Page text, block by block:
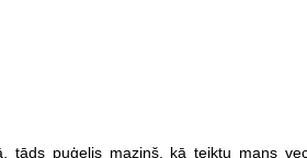
puģelis maziņš, kā teiktu mans